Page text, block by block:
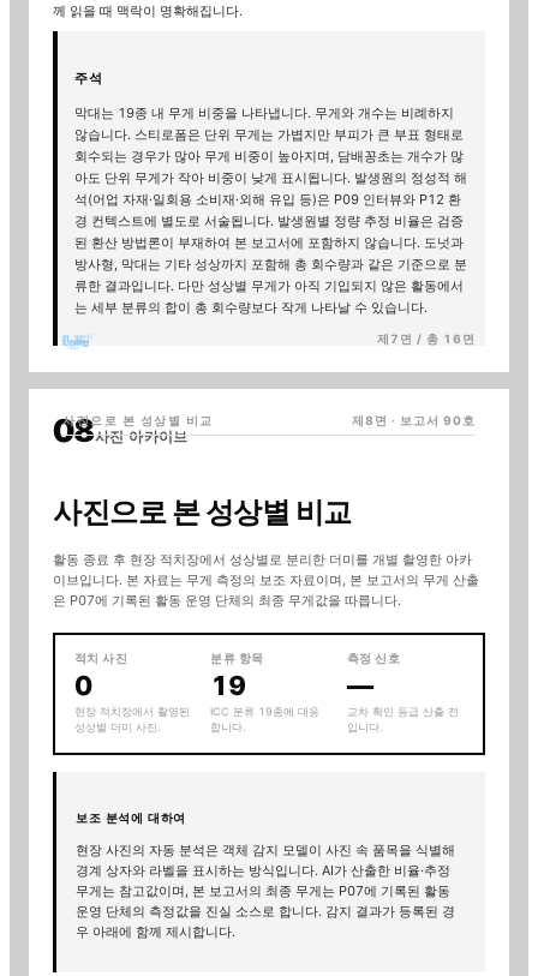
께 읽을 때 맥락이 명확해집니다.
주석
막대는 19종 내 무게 비중을 나타냅니다. 무게와 개수는 비례하지
않습니다. 스티로폼은 단위 무게는 가볍지만 부피가 큰 부표 형태로
회수되는 경우가 많아 무게 비중이 높아지며, 담배꽁초는 개수가 많
아도 단위 무게가 작아 비중이 낮게 표시됩니다. 발생원의 정성적 해
석(어업 자재·일회용 소비재·외해 유입 등)은 P09 인터뷰와 P12 환
경 컨텍스트에 별도로 서술됩니다. 발생원별 정량 추정 비율은 검증
된 환산 방법론이 부재하여 본 보고서에 포함하지 않습니다. 도넛과
방사형, 막대는 기타 성상까지 포함해 총 회수량과 같은 기준으로 분
류한 결과입니다. 다만 성상별 무게가 아직 기입되지 않은 활동에서
는 세부 분류의 합이 총 회수량보다 작게 나타날 수 있습니다.
제7면 / 총 16면
사진으로 본 성상별 비교 제8면 · 보고서 90호
사진 아카이브
사진으로 본 성상별 비교
활동 종료 후 현장 적치장에서 성상별로 분리한 더미를 개별 촬영한 아카
이브입니다. 본 자료는 무게 측정의 보조 자료이며, 본 보고서의 무게 산출
은 P07에 기록된 활동 운영 단체의 최종 무게값을 따릅니다.
적치 사진
0
현장 적치장에서 촬영된
성상별 더미 사진.
분류 항목
19
ICC 분류 19종에 대응
합니다.
측정 신호
—
교차 확인 등급 산출 전
입니다.
보조 분석에 대하여
현장 사진의 자동 분석은 객체 감지 모델이 사진 속 품목을 식별해
경계 상자와 라벨을 표시하는 방식입니다. AI가 산출한 비율·추정
무게는 참고값이며, 본 보고서의 최종 무게는 P07에 기록된 활동
운영 단체의 측정값을 진실 소스로 합니다. 감지 결과가 등록된 경
우 아래에 함께 제시합니다.